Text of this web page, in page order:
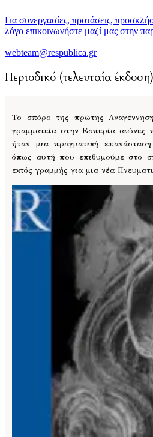
Για συνεργασίες, προτάσεις,
λόγο επικοινωνήστε μαζί μας στην
webteam@respublica.gr
Περιοδικό (τελευταία έκδοση)
Το σπόρο της πρώτης
γραμματεία στην Εσπερία αιώνες
ήταν μια πραγματική
όπως αυτή που επιθυμούμε στο
εκτός γραμμής για μια νέα